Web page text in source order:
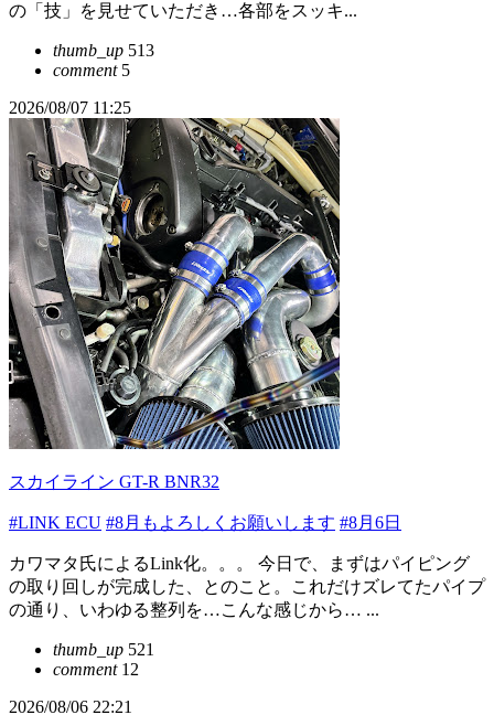
の「技」を見せていただき…各部をスッキ...
thumb_up 513
comment5
2026/08/07 11:25
スカイライン GT-R BNR32
#LINK ECU #8月もよろしくお願いします #8月6日
カワマタ氏によるLink化。。。 今日で、まずはパイピング
の取り回しが完成した、とのこと。これだけズレてたパイプ
の通り、いわゆる整列を…こんな感じから… ...
thumb_up 521
comment12
2026/08/06 22:21